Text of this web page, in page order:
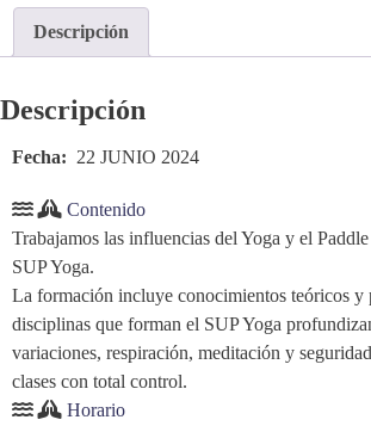
Descripción
Descripción
Fecha: 22 JUNIO 2024
Contenido
Trabajamos las influencias del Yoga y el
SUP Yoga.
La formación incluye conocimientos teóricos y
disciplinas que forman el SUP Yoga
variaciones, respiración, meditación y
clases con total control.
Horario